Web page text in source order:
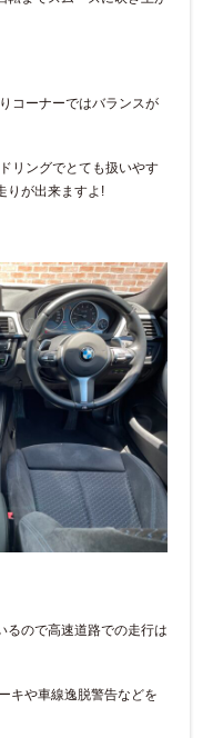
コーナーではバランスが
リングでとても扱いやす
りが出来ますよ!
るので高速道路での走行は
キや車線逸脱警告などを